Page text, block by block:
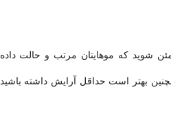
شوید که موهایتان مرتب و حالت داده
بهتر است حداقل آرایش داشته باشید